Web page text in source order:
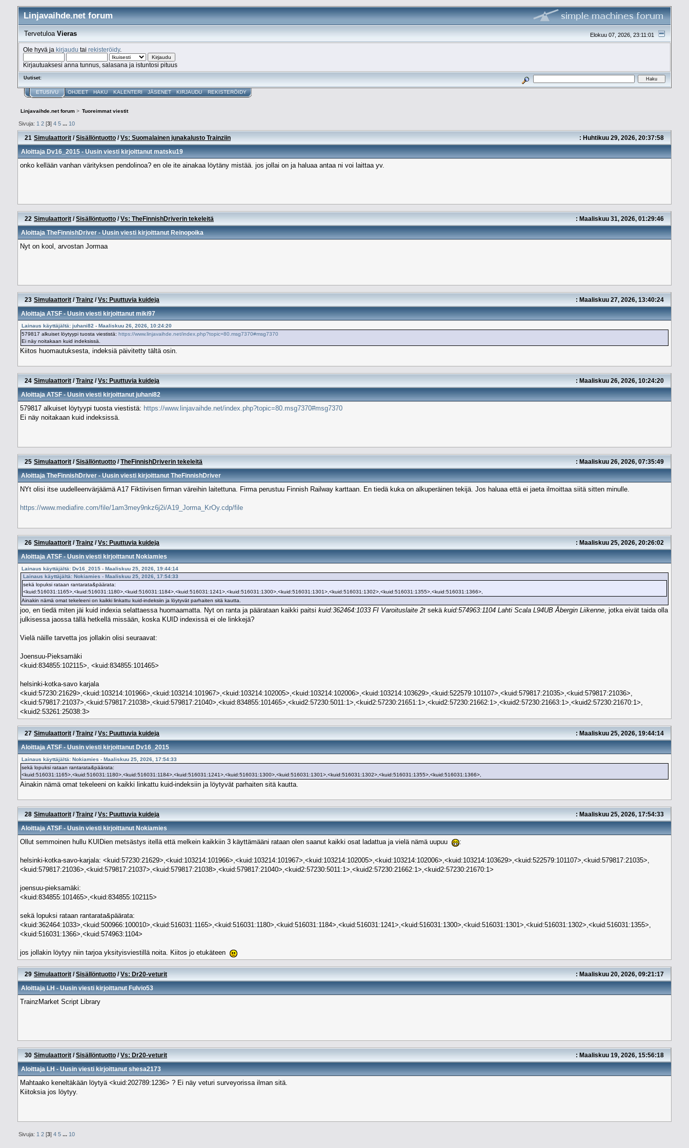
Linjavaihde.net forum
Elokuu 07, 2026, 23:11:01
TervetuloaVieras
Ole hyvä ja kirjaudu tai rekisteröidy.
Kirjautuaksesi anna tunnus, salasana ja istuntosi pituus
Uutiset:
ETUSIVU OHJEET HAKU KALENTERI JÄSENET KIRJAUDU REKISTERÖIDY
Linjavaihde.net forum > Tuoreimmat viestit
Sivuja: 1 2[3] 4 5 ... 10
21 Simulaattorit /Sisällöntuotto /Vs: Suomalainen junakalusto Trainziin : Huhtikuu 29, 2026, 20:37:58
AloittajaDv16_2015- Uusin viesti kirjoittanutmatsku19
onko kellään vanhan värityksen pendolinoa? en ole ite ainakaa löytäny mistää. jos jollai on ja haluaa antaa ni voi laittaa yv.
22 Simulaattorit /Sisällöntuotto /Vs: TheFinnishDriverin tekeleitä : Maaliskuu 31, 2026, 01:29:46
AloittajaTheFinnishDriver- Uusin viesti kirjoittanutReinopoika
Nyt on kool, arvostan Jormaa
23 Simulaattorit /Trainz /Vs: Puuttuvia kuideja : Maaliskuu 27, 2026, 13:40:24
AloittajaATSF- Uusin viesti kirjoittanutmiki97
Lainaus käyttäjältä: juhani82 - Maaliskuu 26, 2026, 10:24:20
579817 alkuiset löytyypi tuosta viestistä: https://www.linjavaihde.net/index.php?topic=80.msg7370#msg7370
Ei näy noitakaan kuid indeksissä.
Kiitos huomautuksesta, indeksiä päivitetty tältä osin.
24 Simulaattorit /Trainz /Vs: Puuttuvia kuideja : Maaliskuu 26, 2026, 10:24:20
AloittajaATSF- Uusin viesti kirjoittanutjuhani82
579817 alkuiset löytyypi tuosta viestistä: https://www.linjavaihde.net/index.php?topic=80.msg7370#msg7370
Ei näy noitakaan kuid indeksissä.
25 Simulaattorit /Sisällöntuotto /TheFinnishDriverin tekeleitä : Maaliskuu 26, 2026, 07:35:49
AloittajaTheFinnishDriver- Uusin viesti kirjoittanutTheFinnishDriver
NYt olisi itse uudelleenvärjäämä A17 Fiktiivisen firman väreihin laitettuna. Firma perustuu Finnish Railway karttaan. En tiedä kuka on alkuperäinen tekijä. Jos haluaa että ei jaeta ilmoittaa siitä sitten minulle.
https://www.mediafire.com/file/1am3mey9nkz6j2i/A19_Jorma_KrOy.cdp/file
26 Simulaattorit /Trainz /Vs: Puuttuvia kuideja : Maaliskuu 25, 2026, 20:26:02
AloittajaATSF- Uusin viesti kirjoittanutNokiamies
Lainaus käyttäjältä: Dv16_2015 - Maaliskuu 25, 2026, 19:44:14
Lainaus käyttäjältä: Nokiamies - Maaliskuu 25, 2026, 17:54:33
sekä lopuksi rataan rantarata&päärata:
<kuid:516031:1165>,<kuid:516031:1180>,<kuid:516031:1184>,<kuid:516031:1241>,<kuid:516031:1300>,<kuid:516031:1301>,<kuid:516031:1302>,<kuid:516031:1355>,<kuid:516031:1366>,
Ainakin nämä omat tekeleeni on kaikki linkattu kuid-indeksiin ja löytyvät parhaiten sitä kautta.
joo, en tiedä miten jäi kuid indexia selattaessa huomaamatta. Nyt on ranta ja päärataan kaikki paitsi kuid:362464:1033 FI Varoituslaite 2tsekäkuid:574963:1104 Lahti Scala L94UB Åbergin Liikenne, jotka eivät taida olla
julkisessa jaossa tällä hetkellä missään, koska KUID indexissä ei ole linkkejä?
Vielä näille tarvetta jos jollakin olisi seuraavat:
Joensuu-Pieksamäki
<kuid:834855:102115>, <kuid:834855:101465>
helsinki-kotka-savo karjala
<kuid:57230:21629>,<kuid:103214:101966>,<kuid:103214:101967>,<kuid:103214:102005>,<kuid:103214:102006>,<kuid:103214:103629>,<kuid:522579:101107>,<kuid:579817:21035>,<kuid:579817:21036>,
<kuid:579817:21037>,<kuid:579817:21038>,<kuid:579817:21040>,<kuid:834855:101465>,<kuid2:57230:5011:1>,<kuid2:57230:21651:1>,<kuid2:57230:21662:1>,<kuid2:57230:21663:1>,<kuid2:57230:21670:1>,
<kuid2:53261:25038:3>
27 Simulaattorit /Trainz /Vs: Puuttuvia kuideja : Maaliskuu 25, 2026, 19:44:14
AloittajaATSF- Uusin viesti kirjoittanutDv16_2015
Lainaus käyttäjältä: Nokiamies - Maaliskuu 25, 2026, 17:54:33
sekä lopuksi rataan rantarata&päärata:
<kuid:516031:1165>,<kuid:516031:1180>,<kuid:516031:1184>,<kuid:516031:1241>,<kuid:516031:1300>,<kuid:516031:1301>,<kuid:516031:1302>,<kuid:516031:1355>,<kuid:516031:1366>,
Ainakin nämä omat tekeleeni on kaikki linkattu kuid-indeksiin ja löytyvät parhaiten sitä kautta.
28 Simulaattorit /Trainz /Vs: Puuttuvia kuideja : Maaliskuu 25, 2026, 17:54:33
AloittajaATSF- Uusin viesti kirjoittanutNokiamies
Ollut semmoinen hullu KUIDien metsästys itellä että melkein kaikkiin 3 käyttämääni rataan olen saanut kaikki osat ladattua ja vielä nämä uupuu :
helsinki-kotka-savo-karjala: <kuid:57230:21629>,<kuid:103214:101966>,<kuid:103214:101967>,<kuid:103214:102005>,<kuid:103214:102006>,<kuid:103214:103629>,<kuid:522579:101107>,<kuid:579817:21035>,
<kuid:579817:21036>,<kuid:579817:21037>,<kuid:579817:21038>,<kuid:579817:21040>,<kuid2:57230:5011:1>,<kuid2:57230:21662:1>,<kuid2:57230:21670:1>
joensuu-pieksamäki:
<kuid:834855:101465>,<kuid:834855:102115>
sekä lopuksi rataan rantarata&päärata:
<kuid:362464:1033>,<kuid:500966:100010>,<kuid:516031:1165>,<kuid:516031:1180>,<kuid:516031:1184>,<kuid:516031:1241>,<kuid:516031:1300>,<kuid:516031:1301>,<kuid:516031:1302>,<kuid:516031:1355>,
<kuid:516031:1366>,<kuid:574963:1104>
jos jollakin löytyy niin tarjoa yksityisviestillä noita. Kiitos jo etukäteen
29 Simulaattorit /Sisällöntuotto /Vs: Dr20-veturit : Maaliskuu 20, 2026, 09:21:17
AloittajaLH- Uusin viesti kirjoittanutFulvio53
TrainzMarket Script Library
30 Simulaattorit /Sisällöntuotto /Vs: Dr20-veturit : Maaliskuu 19, 2026, 15:56:18
AloittajaLH- Uusin viesti kirjoittanutshesa2173
Mahtaako keneltäkään löytyä <kuid:202789:1236> ? Ei näy veturi surveyorissa ilman sitä.
Kiitoksia jos löytyy.
Sivuja: 1 2[3] 4 5 ... 10